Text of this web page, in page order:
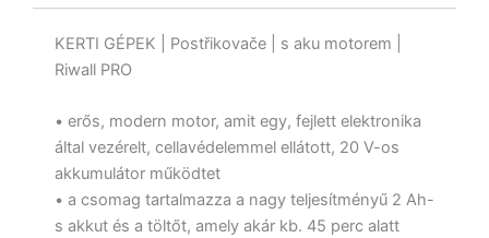
KERTI GÉPEK | Postřikovače | s aku motorem |
Riwall PRO
• erős, modern motor, amit egy, fejlett elektronika
által vezérelt, cellavédelemmel ellátott, 20 V-os
akkumulátor működtet
• a csomag tartalmazza a nagy teljesítményű 2 Ah-
s akkut és a töltőt, amely akár kb. 45 perc alatt